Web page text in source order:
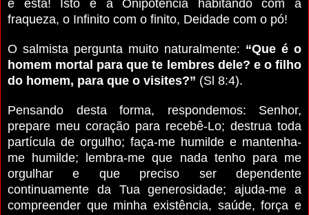
é esta! Isto é a Onipotência habitando com a
fraqueza, o Infinito com o finito, Deidade com o pó!
O salmista pergunta muito naturalmente: “Que é o
homem mortal para que te lembres dele? e o filho
do homem, para que o visites?” (Sl 8:4).
Pensando desta forma, respondemos: Senhor,
prepare meu coração para recebê-Lo; destrua toda
partícula de orgulho; faça-me humilde e mantenha-
me humilde; lembra-me que nada tenho para me
orgulhar e que preciso ser dependente
continuamente da Tua generosidade; ajuda-me a
compreender que minha existência, saúde, força e